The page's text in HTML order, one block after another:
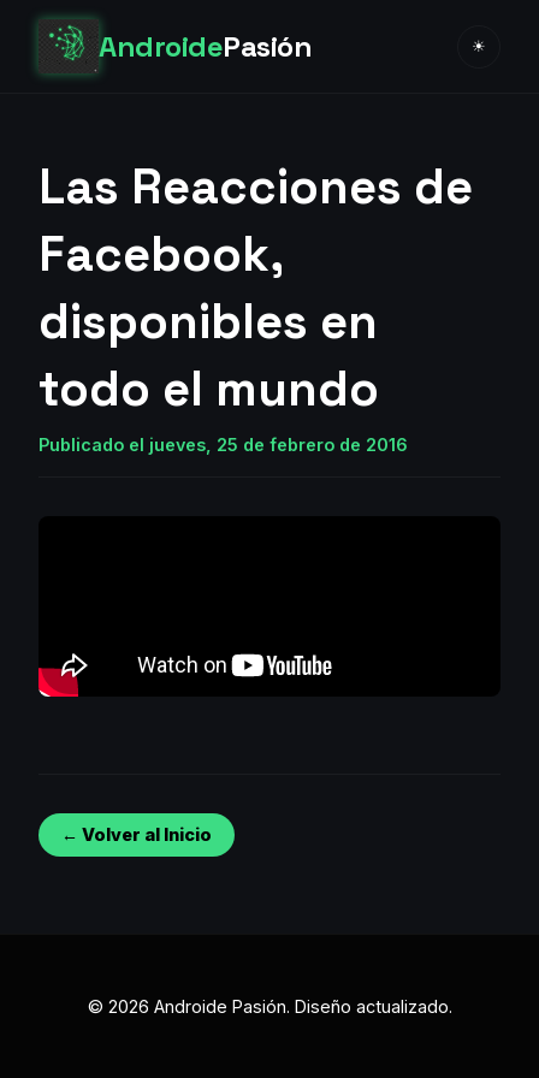
AndroidePasión ☀
Las Reacciones de
Facebook,
disponibles en
todo el mundo
Publicado el jueves, 25 de febrero de 2016
← Volver al Inicio
© 2026 Androide Pasión. Diseño actualizado.